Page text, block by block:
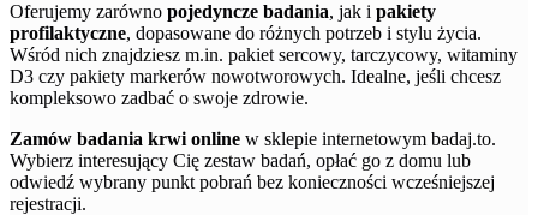
Oferujemy zarówno pojedyncze badania, jak i pakiety
profilaktyczne, dopasowane do różnych potrzeb i stylu życia.
Wśród nich znajdziesz m.in. pakiet sercowy, tarczycowy, witaminy
D3 czy pakiety markerów nowotworowych. Idealne, jeśli chcesz
kompleksowo zadbać o swoje zdrowie.
Zamów badania krwi online w sklepie internetowym badaj.to.
Wybierz interesujący Cię zestaw badań, opłać go z domu lub
odwiedź wybrany punkt pobrań bez konieczności wcześniejszej
rejestracji.